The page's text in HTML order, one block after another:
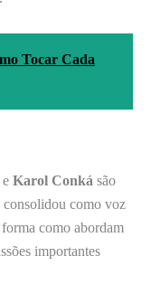
Tocar Cada
e Karol Conká são
consolidou como voz
forma como abordam
importantes